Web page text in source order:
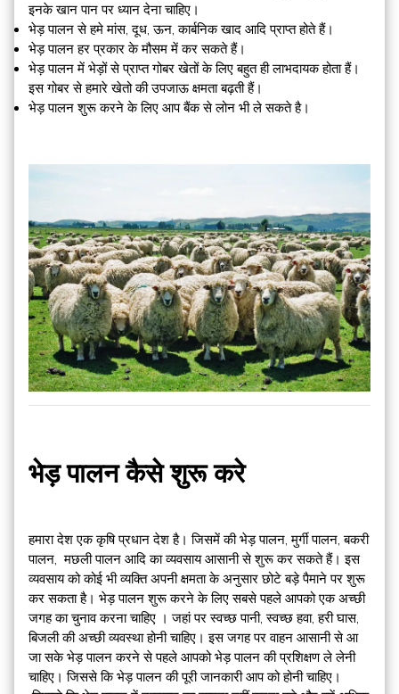
इनके खान पान पर ध्यान देना चाहिए।
भेड़ पालन से हमे मांस, दूध, ऊन, कार्बनिक खाद आदि प्राप्त होते हैं।
भेड़ पालन हर प्रकार के मौसम में कर सकते हैं।
भेड़ पालन में भेड़ों से प्राप्त गोबर खेतों के लिए बहुत ही लाभदायक होता हैं।
इस गोबर से हमारे खेतो की उपजाऊ क्षमता बढ़ती हैं।
भेड़ पालन शुरू करने के लिए आप बैंक से लोन भी ले सकते है।
भेड़ पालन कैसे शुरू करे
हमारा देश एक कृषि प्रधान देश है। जिसमें की भेड़ पालन, मुर्गी पालन, बकरी
पालन, मछली पालन आदि का व्यवसाय आसानी से शुरू कर सकते हैं। इस
व्यवसाय को कोई भी व्यक्ति अपनी क्षमता के अनुसार छोटे बड़े पैमाने पर शुरू
कर सकता है। भेड़ पालन शुरू करने के लिए सबसे पहले आपको एक अच्छी
जगह का चुनाव करना चाहिए । जहां पर स्वच्छ पानी, स्वच्छ हवा, हरी घास,
बिजली की अच्छी व्यवस्था होनी चाहिए। इस जगह पर वाहन आसानी से आ
जा सके भेड़ पालन करने से पहले आपको भेड़ पालन की प्रशिक्षण ले लेनी
चाहिए। जिससे कि भेड़ पालन की पूरी जानकारी आप को होनी चाहिए।